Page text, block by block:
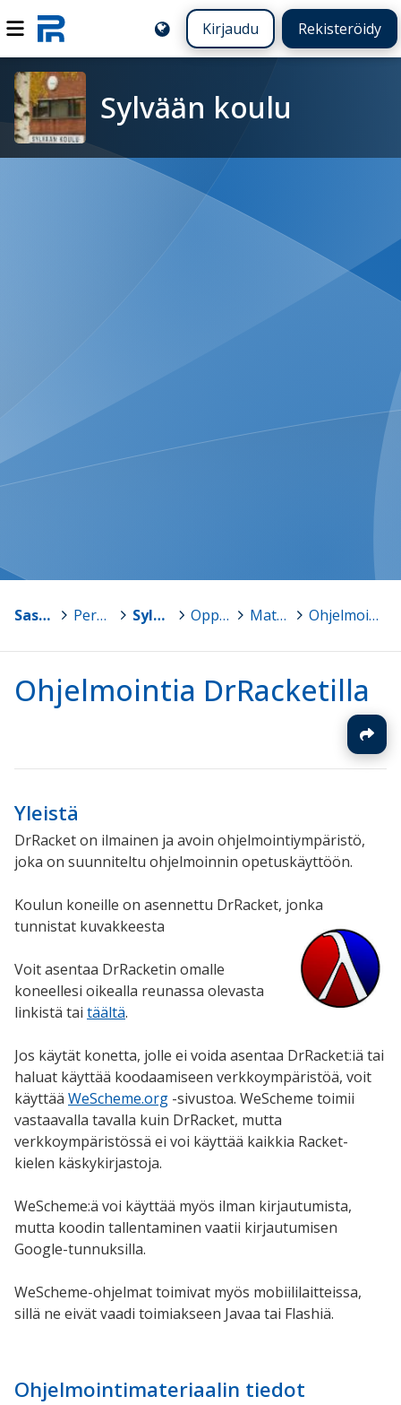
Kirjaudu Rekisteröidy
Sylvään koulu
Sastamala Peruskoulut Sylvään koulu > Oppiaineet > Matematiikka > Ohjelmointia DrRacketilla
Ohjelmointia DrRacketilla
Yleistä
DrRacket on ilmainen ja avoin ohjelmointiympäristö,
joka on suunniteltu ohjelmoinnin opetuskäyttöön.
Koulun koneille on asennettu DrRacket, jonka
tunnistat kuvakkeesta
Voit asentaa DrRacketin omalle
koneellesi oikealla reunassa olevasta
linkistä tai täältä.
Jos käytät konetta, jolle ei voida asentaa DrRacket:iä tai
haluat käyttää koodaamiseen verkkoympäristöä, voit
käyttää WeScheme.org -sivustoa. WeScheme toimii
vastaavalla tavalla kuin DrRacket, mutta
verkkoympäristössä ei voi käyttää kaikkia Racket-
kielen käskykirjastoja.
WeScheme:ä voi käyttää myös ilman kirjautumista,
mutta koodin tallentaminen vaatii kirjautumisen
Google-tunnuksilla.
WeScheme-ohjelmat toimivat myös mobiililaitteissa,
sillä ne eivät vaadi toimiakseen Javaa tai Flashiä.
Ohjelmointimateriaalin tiedot